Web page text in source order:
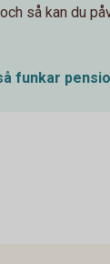
så kan du
funkar